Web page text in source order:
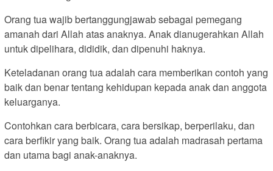
Orang tua wajib bertanggungjawab sebagai pemegang
amanah dari Allah atas anaknya. Anak dianugerahkan Allah
untuk dipelihara, dididik, dan dipenuhi haknya.
Keteladanan orang tua adalah cara memberikan contoh yang
baik dan benar tentang kehidupan kepada anak dan anggota
keluarganya.
Contohkan cara berbicara, cara bersikap, berperilaku, dan
cara berfikir yang baik. Orang tua adalah madrasah pertama
dan utama bagi anak-anaknya.